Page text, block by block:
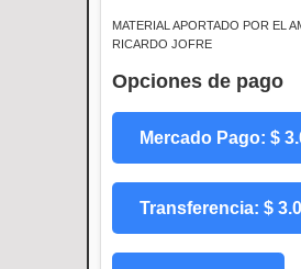
MATERIAL APORTADO POR EL
RICARDO JOFRE
Opciones de pago
Mercado Pago: $
Transferencia: $